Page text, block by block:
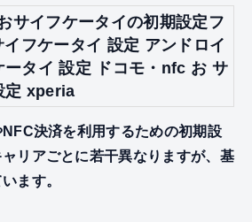
サイフケータイの初期設定フ
フケータイ 設定 アンドロイ
ータイ 設定 ドコモ・nfc お サ
定 xperia
決済を利用するための初期設
リアごとに若干異なりますが、基
ます。